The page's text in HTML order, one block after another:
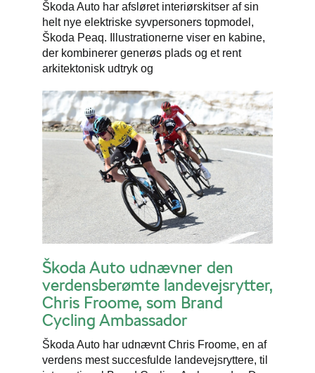
Škoda Auto har afsløret interiørskitser af sin
helt nye elektriske syvpersoners topmodel,
Škoda Peaq. Illustrationerne viser en kabine,
der kombinerer generøs plads og et rent
arkitektonisk udtryk og
Škoda Auto udnævner den
verdensberømte landevejsrytter,
Chris Froome, som Brand
Cycling Ambassador
Škoda Auto har udnævnt Chris Froome, en af
verdens mest succesfulde landevejsryttere, til